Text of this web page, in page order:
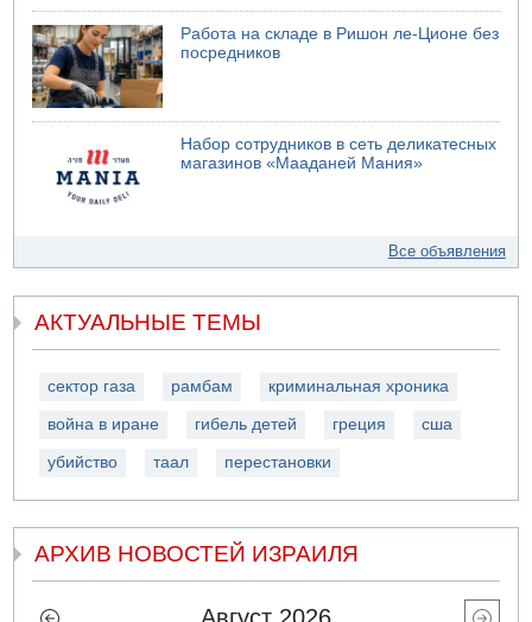
Работа на складе в Ришон ле-Ционе без
посредников
Набор сотрудников в сеть деликатесных
магазинов «Мааданей Мания»
Все объявления
АКТУАЛЬНЫЕ ТЕМЫ
сектор газа рамбам криминальная хроника
война в иране гибель детей греция сша
убийство таал перестановки
АРХИВ НОВОСТЕЙ ИЗРАИЛЯ